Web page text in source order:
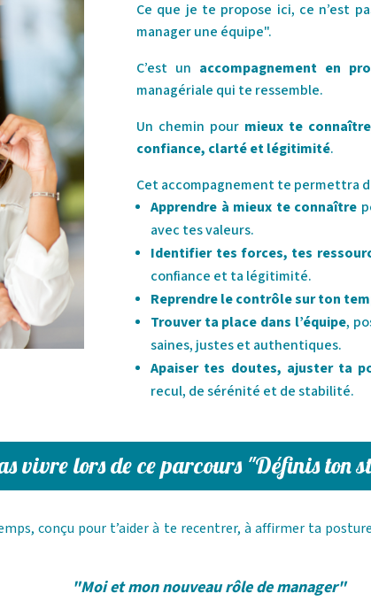
Ce que je te propose ici, ce n’est
manager une équipe".
C’est un accompagnement en
managériale qui te ressemble.
Un chemin pour mieux te
confiance, clarté et légitimité.
Cet accompagnement te permettra
Apprendre à mieux te connaître
avec tes valeurs.
Identifier tes forces, tes
confiance et ta légitimité.
Reprendre le contrôle sur ton
Trouver ta place dans l’équipe,
saines, justes et authentiques.
Apaiser tes doutes, ajuster ta
recul, de sérénité et de stabilité.
vivre lors de ce parcours "Définis ton
conçu pour t’aider à te recentrer, à affirmer ta
"Moi et mon nouveau rôle de manager"